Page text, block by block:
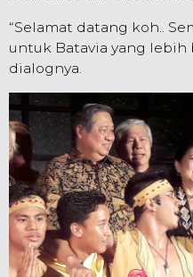
“Selamat datang koh..
untuk Batavia yang lebih
dialognya.